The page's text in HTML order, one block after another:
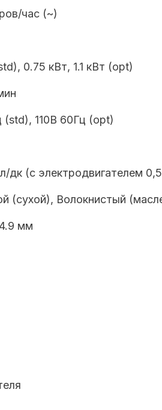
час (~)
0.75 кВт, 1.1 кВт (opt)
(std), 110B 60Гц (opt)
дк (с электродвигателем
(сухой), Волокнистый
мм